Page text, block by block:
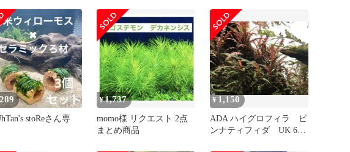
stoReさん専
¥1,737
momo様 リクエスト 2点
まとめ商品
¥ 1,150
ADA ハイグロフィラ ピ
ンナティフィダ UK 6